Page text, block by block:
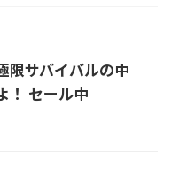
サバイバルの中
！ セール中